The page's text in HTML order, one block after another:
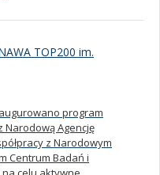
TOP200 im.
program
Narodową Agencję
z Narodowym
Centrum Badań i